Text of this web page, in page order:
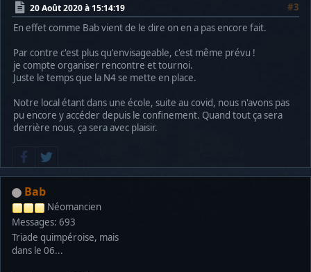
20 Août 2020 à 15:14:19
#3
En effet comme Bab vient de le dire on en a pas encore fait.
Par contre c'est plus qu'envisageable, c'est même prévu !
je compte organiser rencontre et tournoi.
Juste le temps que la N4 se mette en place.
Notre local étant dans une école, suite au covid, nous n'avons pas
pu encore y accéder depuis le confinement. Quand tout ça sera
derrière nous, ça sera avec plaisir.
Bab
Néomancien
Messages: 693
Triade quimpéroise, mais
dans le 06...